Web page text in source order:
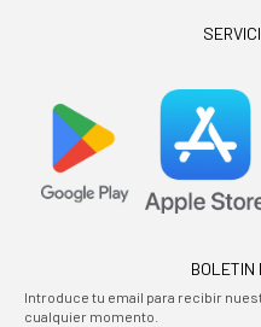
BOLETIN
Introduce tu email para recibir
cualquier momento.